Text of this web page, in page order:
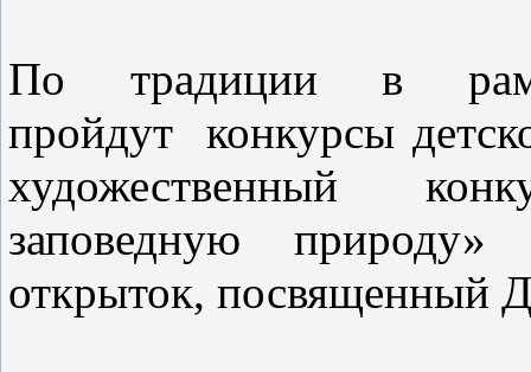
По традиции в
пройдут конкурсы
художественный
заповедную
открыток, посвященный